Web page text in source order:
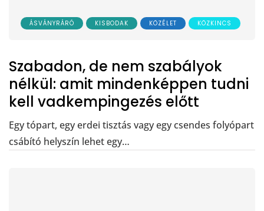
ÁSVÁNYRÁRÓ KISBODAK KÖZÉLET KÖZKINCS
Szabadon, de nem szabályok
nélkül: amit mindenképpen tudni
kell vadkempingezés előtt
Egy tópart, egy erdei tisztás vagy egy csendes folyópart
csábító helyszín lehet egy…